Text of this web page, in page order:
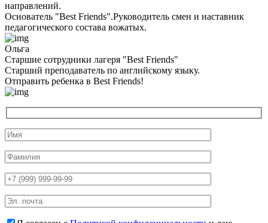
направлений.
Основатель "Best Friends".Руководитель смен и наставник
педагогического состава вожатых.
Ольга
Старшие сотрудники лагеря "Best Friends"
Cтарший преподаватель по английскому языку.
Отправить ребенка в Best Friends!